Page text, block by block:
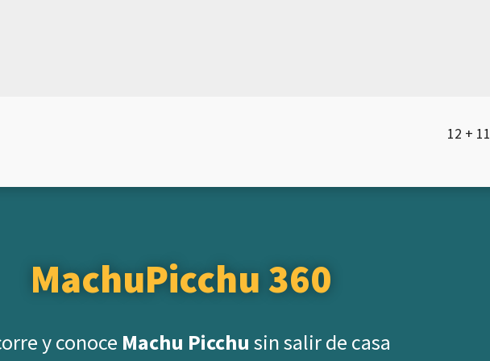
12 + 11
MachuPicchu 360
y conoce Machu Picchu sin salir de casa